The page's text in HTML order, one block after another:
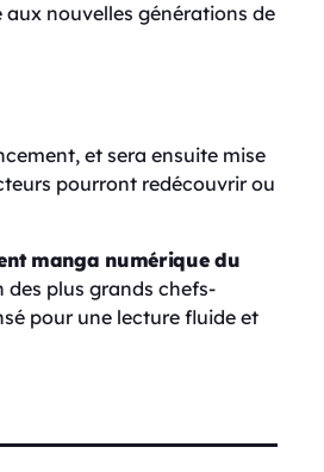
nouvelles générations de
et sera ensuite mise
pourront redécouvrir ou
manga numérique du
des plus grands chefs-
pour une lecture fluide et